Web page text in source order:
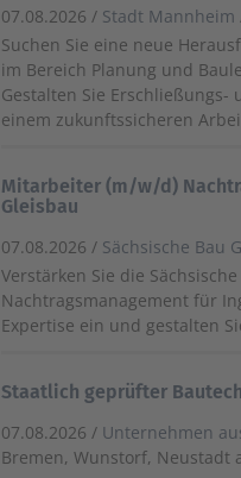
07.08.2026 / Stadt Mannheim
Suchen Sie eine neue
im Bereich Planung und
Gestalten Sie
einem zukunftssicheren
Mitarbeiter (m/w/d)
Gleisbau
07.08.2026 / Sächsische Bau
Verstärken Sie die
Nachtragsmanagement für
Expertise ein und gestalten
Staatlich geprüfter
07.08.2026 / Unternehmen
Bremen, Wunstorf, Neustadt